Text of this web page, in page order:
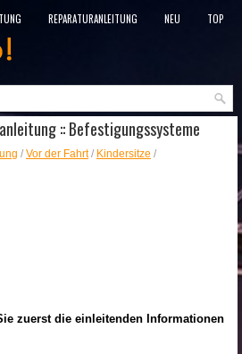
REPARATURANLEITUNG NEU
TOP
:: Befestigungssysteme
/ Vor der Fahrt/ Kindersitze /
zuerst die einleitenden Informationen